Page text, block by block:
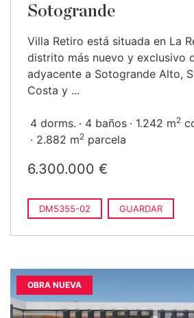
Sotogrande
Villa Retiro está situada en La
distrito más nuevo y exclusivo
adyacente a Sotogrande Alto,
Costa y ...
4 dorms. 4 baños 1.242 m2
2.882 m2 parcela
6.300.000 €
DM5355-02 GUARDAR
OBRA NUEVA